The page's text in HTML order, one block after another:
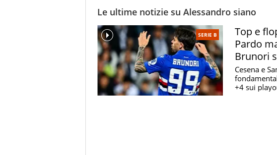
Le ultime notizie su Alessandro siano
SERIE B
Top e
Pardo
Brunori
Cesena
Cesena e
+4 sui